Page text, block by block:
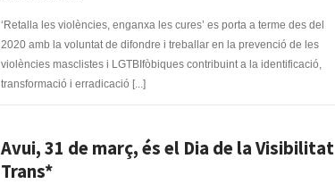
‘Retalla les violències, enganxa les cures’ es porta a terme des del
2020 amb la voluntat de difondre i treballar en la prevenció de les
violències masclistes i LGTBIfòbiques contribuint a la identificació,
transformació i erradicació [...]
Avui, 31 de març, és el Dia de la Visibilitat
Trans*